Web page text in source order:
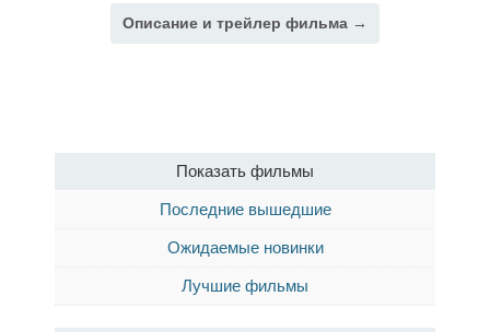
Описание и трейлер фильма →
Показать фильмы
Последние вышедшие
Ожидаемые новинки
Лучшие фильмы